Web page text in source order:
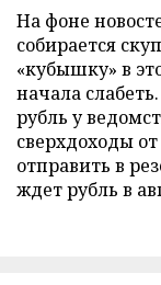
На фоне
собирается
«кубышку» в
начала
рубль у
сверхдоходы
отправить в
ждет рубль в